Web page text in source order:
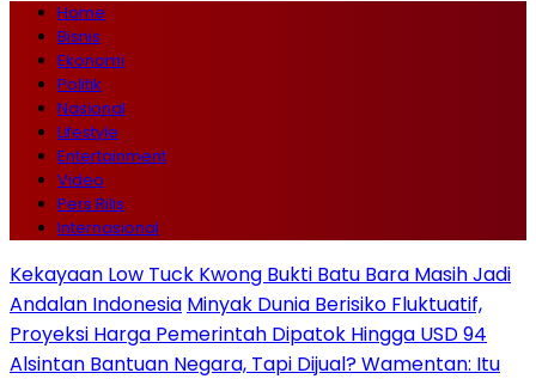
Home
Bisnis
Ekonomi
Politik
Nasional
Lifestyle
Entertainment
Video
Pers Rilis
Internasional
Kekayaan Low Tuck Kwong Bukti Batu Bara Masih Jadi
Andalan Indonesia Minyak Dunia Berisiko Fluktuatif,
Proyeksi Harga Pemerintah Dipatok Hingga USD 94
Alsintan Bantuan Negara, Tapi Dijual? Wamentan: Itu